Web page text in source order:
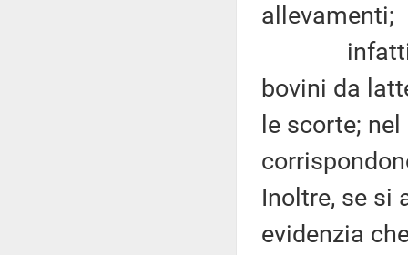
allevamenti;
infatti,
bovini da
le scorte;
Inoltre, se si
evidenzia